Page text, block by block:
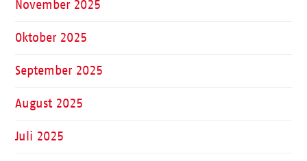
November 2025
Oktober 2025
September 2025
August 2025
Juli 2025